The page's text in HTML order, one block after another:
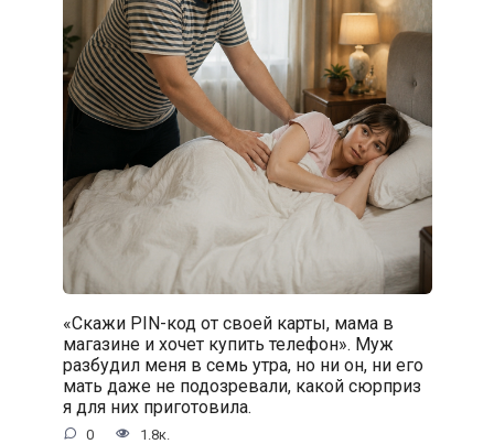
«Скажи PIN-код от своей карты, мама в
магазине и хочет купить телефон». Муж
разбудил меня в семь утра, но ни он, ни его
мать даже не подозревали, какой сюрприз
я для них приготовила.
0 1.8к.